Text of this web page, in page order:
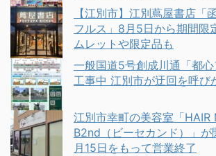
【江別市】江別蔦屋書店「
フルス」8月5日から期間限
ムレットや限定品も
一般国道5号創成川通「都心
工事中 江別市が迂回を呼び
江別市幸町の美容室「HAIR
B2nd（ビーセカンド）」
月15日をもって営業終了